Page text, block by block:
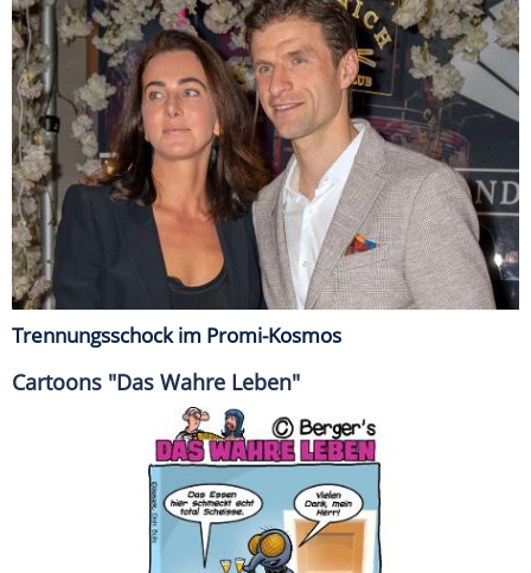
Trennungsschock im Promi-Kosmos
Cartoons "Das Wahre Leben"